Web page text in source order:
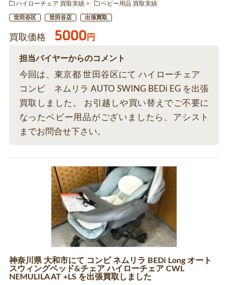
ハイローチェア 買取実績
ベビー用品 買取実績
世田谷区 世田谷店 出張買取
買取価格 5000円
担当バイヤーからのコメント
今回は、東京都 世田谷区にて ハイローチェア
コンビ ネムリラ AUTO SWING BEDi EG を出張
買取しました。 お引越しや買い替えでご不要に
なったベビー用品がございましたら、アシスト
までお問合せ下さい。
神奈川県 大和市にて コンビ ネムリラ BEDi Long オート
スウィングベッド&チェア ハイローチェア CWL
NEMULILA AT +LS を出張買取しました